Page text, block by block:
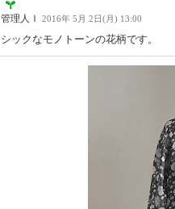
管理人Ｉ 2016年 5月 2日(月) 13:00
シックなモノトーンの花柄です。